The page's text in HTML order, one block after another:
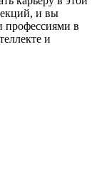
и вы
профессиями в
и